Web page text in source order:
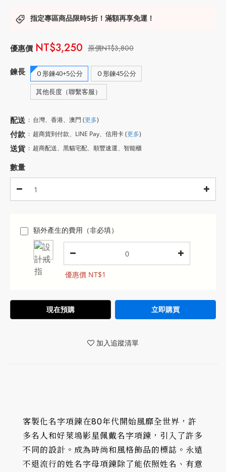
指定專區商品限時5折！滿額再享免運！
NT$3,800
NT$3,250
鍊長 Ｏ形鍊40+5公分
Ｏ形鍊45公分
其他長度（聯繫客服）
配送 : 台灣、香港、澳門 (更多)
付款 : 超商貨到付款、LINE Pay、信用卡(更多)
送貨 : 超商配送、黑貓宅配、順豐速運、智能櫃
數量
額外產生的費用（非必填）
優惠價 NT$1
現在預購 立即購買
加入追蹤清單
客製化名字項鍊在80年代開始風靡全世界，許
多名人和好萊塢影星佩戴名字項鍊，引入了許多
不同的設計。成為時尚和風格飾品的標誌。永遠
不退流行的姓名字母項鍊除了能依照姓名、有意